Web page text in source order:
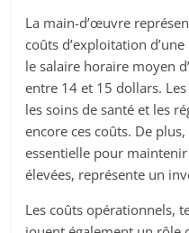
La main-d’œuvre
coûts d’exploitation
le salaire horaire moyen
entre 14 et 15 dollars.
les soins de santé et les
encore ces coûts. De
essentielle pour
élevées, représente un
Les coûts opérationnels,